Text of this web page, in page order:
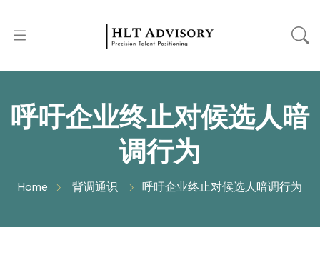
呼吁企业终止对候选人暗
调行为
Home 背调通识 呼吁企业终止对候选人暗调行为